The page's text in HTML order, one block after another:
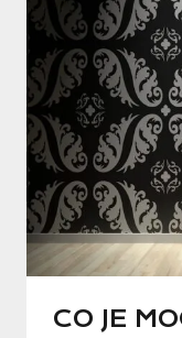
CO JE